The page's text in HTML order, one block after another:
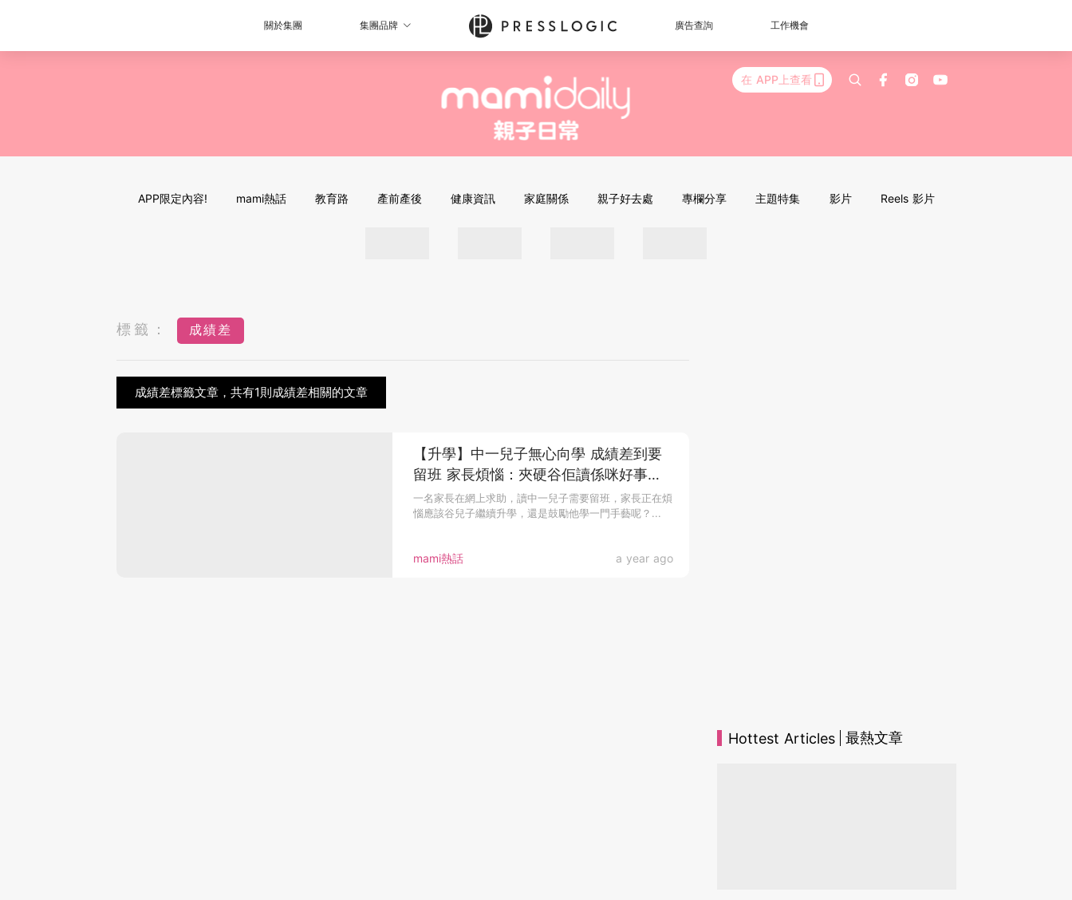
關於集團 集團品牌 廣告查詢 工作機會
在 APP上查看
APP限定內容! mami熱話 教育路 產前產後 健康資訊 家庭關係 親子好去處 專欄分享 主題特集 影片 Reels 影片
標籤： 成績差
成績差標籤文章，共有1則成績差相關的文章
mami熱話 a year ago
【升學】中一兒子無心向學 成績差到要
留班 家長煩惱：夾硬谷佢讀係咪好事
呢？
一名家長在網上求助，讀中一兒子需要留班，家長正在煩
惱應該谷兒子繼續升學，還是鼓勵他學一門手藝呢？...
Hottest Articles 最熱文章